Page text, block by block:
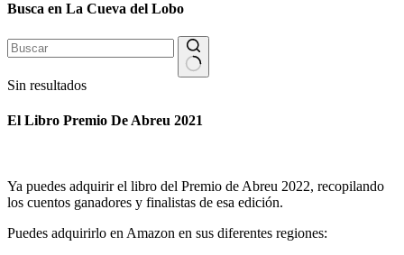
Busca en La Cueva del Lobo
Sin resultados
El Libro Premio De Abreu 2021
Ya puedes adquirir el libro del Premio de Abreu 2022, recopilando
los cuentos ganadores y finalistas de esa edición.
Puedes adquirirlo en Amazon en sus diferentes regiones: